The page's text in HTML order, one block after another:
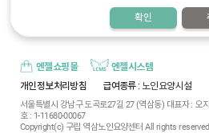
확인
엔젤쇼핑몰
엔젤시스템
개인정보처리방침
급여종류 : 노인요양시설
서울특별시 강남구 도곡로27길 27 (역삼동) 대표자 : 오
호 : 1-11680-00067
Copyright(c) 구립 역삼노인요양센터 All rights reserved.